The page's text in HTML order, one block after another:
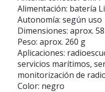
Alimentación: batería
Autonomía: según uso
Dimensiones: aprox.
Peso: aprox. 260 g
Aplicaciones:
servicios marítimos,
monitorización de
Color: negro